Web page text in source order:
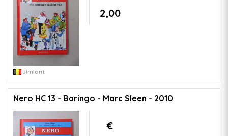
2,00
Jimlont
Nero HC 13 - Baringo - Marc Sleen - 2010
€